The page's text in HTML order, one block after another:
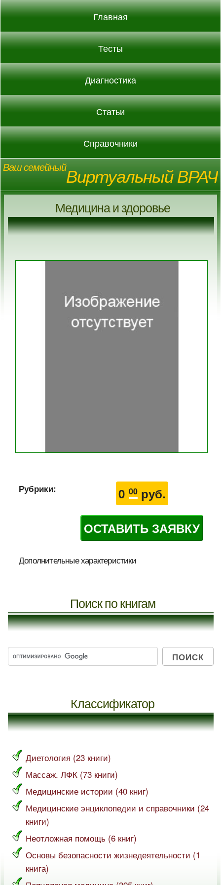
Главная
Тесты
Диагностика
Статьи
Справочники
Ваш семейныйВиртуальный ВРАЧ
Медицина и здоровье
0 00руб.
ОСТАВИТЬ ЗАЯВКУ
Рубрики:
Дополнительные характеристики
Поиск по книгам
Классификатор
Диетология (23 книги)
Массаж. ЛФК (73 книги)
Медицинские истории (40 книг)
Медицинские энциклопедии и справочники (24
книги)
Неотложная помощь (6 книг)
Основы безопасности жизнедеятельности (1
книга)